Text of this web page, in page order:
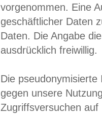
vorgenommen. Eine
geschäftlicher Daten
Daten. Die Angabe
ausdrücklich freiwillig.
Die
gegen unsere
Zugriffsversuchen